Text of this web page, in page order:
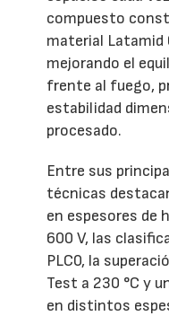
compuesto
material Latamid
mejorando el
frente al fuego,
estabilidad
procesado.
Entre sus
técnicas
en espesores de
600 V, las
PLC0, la
Test a 230 °C y
en distintos